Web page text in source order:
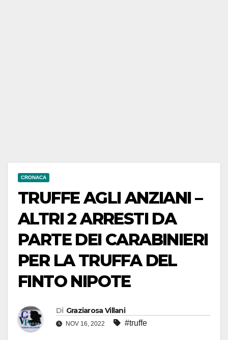
CRONACA
TRUFFE AGLI ANZIANI –
ALTRI 2 ARRESTI DA
PARTE DEI CARABINIERI
PER LA TRUFFA DEL
FINTO NIPOTE
Di Graziarosa Villani
NOV 16, 2022 #truffe